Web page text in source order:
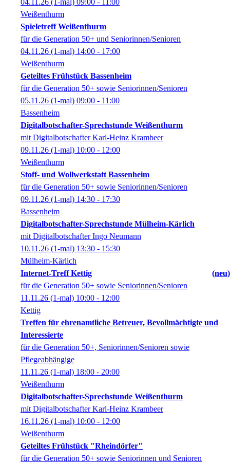
04.11.26 (1-mal) 09:00 - 11:00
Weißenthurm
Spieletreff Weißenthurm
für die Generation 50+ und Seniorinnen/Senioren
04.11.26 (1-mal) 14:00 - 17:00
Weißenthurm
Geteiltes Frühstück Bassenheim
für die Generation 50+ sowie Seniorinnen/Senioren
05.11.26 (1-mal) 09:00 - 11:00
Bassenheim
Digitalbotschafter-Sprechstunde Weißenthurm
mit Digitalbotschafter Karl-Heinz Krambeer
09.11.26 (1-mal) 10:00 - 12:00
Weißenthurm
Stoff- und Wollwerkstatt Bassenheim
für die Generation 50+ sowie Seniorinnen/Senioren
09.11.26 (1-mal) 14:30 - 17:30
Bassenheim
Digitalbotschafter-Sprechstunde Mülheim-Kärlich
mit Digitalbotschafter Ingo Neumann
10.11.26 (1-mal) 13:30 - 15:30
Mülheim-Kärlich
Internet-Treff Kettig
neu
für die Generation 50+ sowie Seniorinnen/Senioren
11.11.26 (1-mal) 10:00 - 12:00
Kettig
Treffen für ehrenamtliche Betreuer, Bevollmächtigte und
Interessierte
für die Generation 50+, Seniorinnen/Senioren sowie
Pflegeabhängige
11.11.26 (1-mal) 18:00 - 20:00
Weißenthurm
Digitalbotschafter-Sprechstunde Weißenthurm
mit Digitalbotschafter Karl-Heinz Krambeer
16.11.26 (1-mal) 10:00 - 12:00
Weißenthurm
Geteiltes Frühstück "Rheindörfer"
für die Generation 50+ sowie Seniorinnen und Senioren